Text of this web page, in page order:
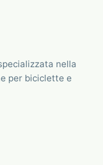
nella
per biciclette e